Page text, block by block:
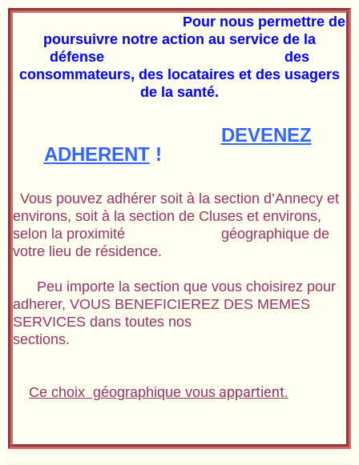
Aller
Pour nous permettre de
poursuivre notre action au service de la
défense des
consommateurs, des locataires et des usagers
de la santé.
DEVENEZ
ADHERENT!
Vous pouvez adhérer soit à la section d’Annecy et
environs, soit à la section de Cluses et environs,
selon la proximité géographique de
votre lieu de résidence.
Peu importe la section que vous choisirez pour
adherer, VOUS BENEFICIEREZ DES MEMES
SERVICES dans toutes nos
sections.
Ce choix géographique vous appartient.